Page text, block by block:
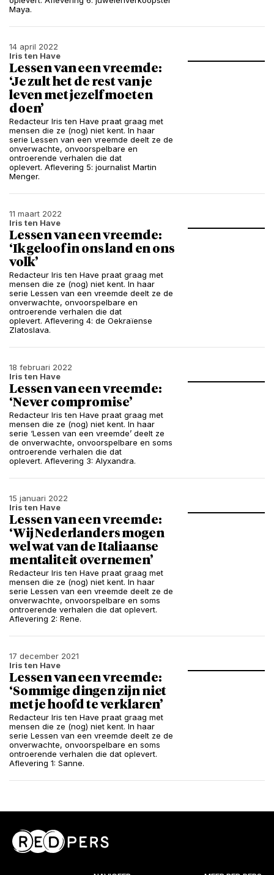
Maya.
14 april 2022
Iris ten Have
Lessen van een vreemde:
‘Je zult het de rest van je
leven met jezelf moeten
doen’
Redacteur Iris ten Have praat graag met
mensen die ze (nog) niet kent. In haar
serie Lessen van een vreemde deelt ze de
onverwachte, onvoorspelbare en
ontroerende verhalen die dat
oplevert. Aflevering 5: journalist Martin
Menger.
11 maart 2022
Iris ten Have
Lessen van een vreemde:
‘Ik geloof in ons land en ons
volk’
Redacteur Iris ten Have praat graag met
mensen die ze (nog) niet kent. In haar
serie Lessen van een vreemde deelt ze de
onverwachte, onvoorspelbare en
ontroerende verhalen die dat
oplevert. Aflevering 4: de Oekraïense
Zlatoslava.
18 februari 2022
Iris ten Have
Lessen van een vreemde:
‘Never compromise’
Redacteur Iris ten Have praat graag met
mensen die ze (nog) niet kent. In haar
serie ‘Lessen van een vreemde’ deelt ze
de onverwachte, onvoorspelbare en soms
ontroerende verhalen die dat
oplevert. Aflevering 3: Alyxandra.
15 januari 2022
Iris ten Have
Lessen van een vreemde:
‘Wij Nederlanders mogen
wel wat van de Italiaanse
mentaliteit overnemen’
Redacteur Iris ten Have praat graag met
mensen die ze (nog) niet kent. In haar
serie Lessen van een vreemde deelt ze de
onverwachte, onvoorspelbare en soms
ontroerende verhalen die dat oplevert.
Aflevering 2: Rene.
17 december 2021
Iris ten Have
Lessen van een vreemde:
‘Sommige dingen zijn niet
met je hoofd te verklaren’
Redacteur Iris ten Have praat graag met
mensen die ze (nog) niet kent. In haar
serie Lessen van een vreemde deelt ze de
onverwachte, onvoorspelbare en soms
ontroerende verhalen die dat oplevert.
Aflevering 1: Sanne.